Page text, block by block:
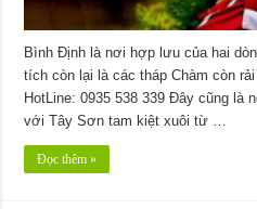
Bình Định là nơi hợp lưu của hai
tích còn lại là các tháp Chàm còn
HotLine: 0935 538 339 Đây cũng là
với Tây Sơn tam kiệt xuôi từ …
Đọc thêm »